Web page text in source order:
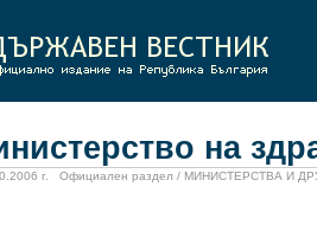
на
г. Официален раздел / МИНИСТЕРСТВА И